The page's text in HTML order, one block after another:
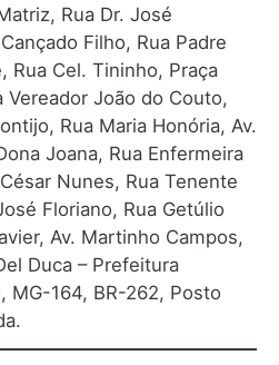
Rua Dr. José
Filho, Rua Padre
Rua Cel. Tininho, Praça
Vereador João do Couto,
Rua Maria Honória, Av.
Joana, Rua Enfermeira
Nunes, Rua Tenente
Floriano, Rua Getúlio
Av. Martinho Campos,
Duca – Prefeitura
MG-164, BR-262, Posto